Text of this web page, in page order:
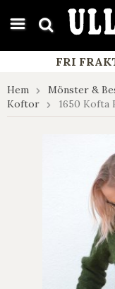
google-site-
FRI
Hem Mönster &
Koftor
1650 Kofta